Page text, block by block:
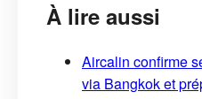
À lire aussi
Aircalin confirme
via Bangkok et